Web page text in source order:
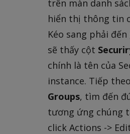
trên màn danh
hiển thị thông tin
Kéo sang phải
sẽ thấy cột
chính là tên của
instance. Tiếp
Groups, tìm đến
tương ứng chúng
click Actions ->